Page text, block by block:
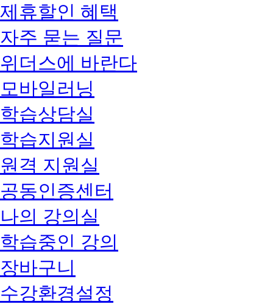
제휴할인 혜택
자주 묻는 질문
위더스에 바란다
모바일러닝
학습상담실
학습지원실
원격 지원실
공동인증센터
나의 강의실
학습중인 강의
장바구니
수강환경설정